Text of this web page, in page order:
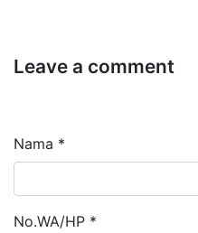
Leave a comment
Nama *
No.WA/HP *